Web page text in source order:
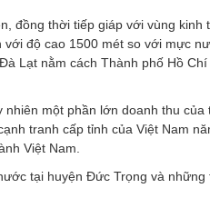
đồng thời tiếp giáp với vùng
độ cao 1500 mét so với mực
Lạt nằm cách Thành phố Hồ
một phần lớn doanh thu
tranh cấp tỉnh của Việt Nam
Việt Nam.
tại huyện Đức Trọng và